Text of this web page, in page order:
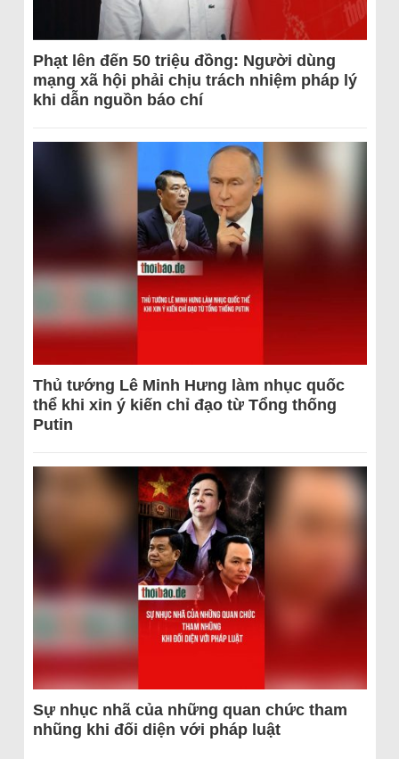
Phạt lên đến 50 triệu đồng: Người dùng
mạng xã hội phải chịu trách nhiệm pháp lý
khi dẫn nguồn báo chí
Thủ tướng Lê Minh Hưng làm nhục quốc
thể khi xin ý kiến chỉ đạo từ Tổng thống
Putin
Sự nhục nhã của những quan chức tham
nhũng khi đối diện với pháp luật